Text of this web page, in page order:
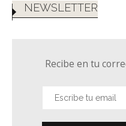
NEWSLETTER
Recibe en tu